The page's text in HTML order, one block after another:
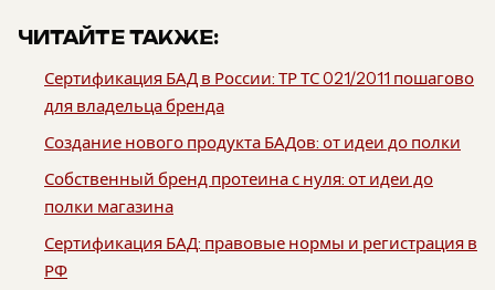
ЧИТАЙТЕ ТАКЖЕ:
Сертификация БАД в России: ТР ТС 021/2011 пошагово
для владельца бренда
Создание нового продукта БАДов: от идеи до полки
Собственный бренд протеина с нуля: от идеи до
полки магазина
Сертификация БАД: правовые нормы и регистрация в
РФ